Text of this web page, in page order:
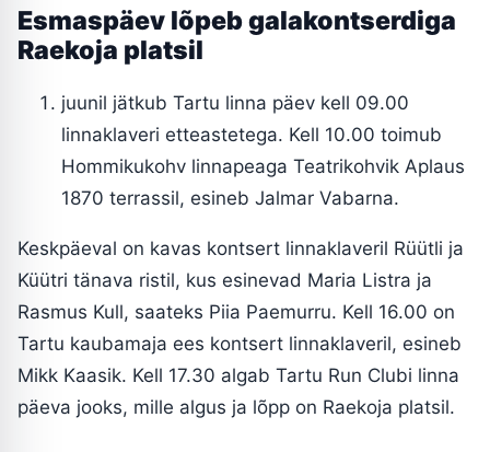
Esmaspäev lõpeb galakontserdiga
Raekoja platsil
juunil jätkub Tartu linna päev kell 09.00
linnaklaveri etteastetega. Kell 10.00 toimub
Hommikukohv linnapeaga Teatrikohvik Aplaus
1870 terrassil, esineb Jalmar Vabarna.
Keskpäeval on kavas kontsert linnaklaveril Rüütli ja
Küütri tänava ristil, kus esinevad Maria Listra ja
Rasmus Kull, saateks Piia Paemurru. Kell 16.00 on
Tartu kaubamaja ees kontsert linnaklaveril, esineb
Mikk Kaasik. Kell 17.30 algab Tartu Run Clubi linna
päeva jooks, mille algus ja lõpp on Raekoja platsil.